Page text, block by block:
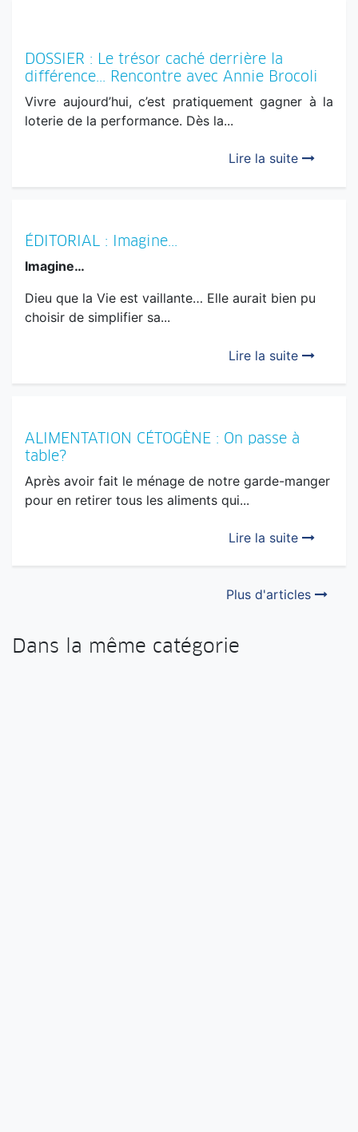
DOSSIER : Le trésor caché derrière la
différence... Rencontre avec Annie Brocoli
Vivre aujourd’hui, c’est pratiquement gagner à la
loterie de la performance. Dès la...
Lire la suite
ÉDITORIAL : Imagine...
Imagine…
Dieu que la Vie est vaillante… Elle aurait bien pu
choisir de simplifier sa...
Lire la suite
ALIMENTATION CÉTOGÈNE : On passe à
table?
Après avoir fait le ménage de notre garde-manger
pour en retirer tous les aliments qui...
Lire la suite
Plus d'articles
Dans la même catégorie